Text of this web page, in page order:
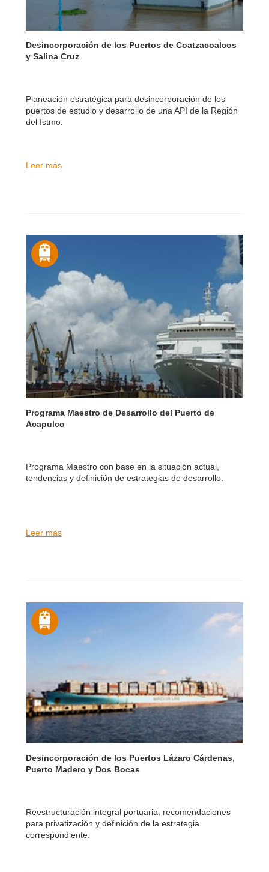
Desincorporación de los Puertos de Coatzacoalcos
y Salina Cruz
Planeación estratégica para desincorporación de los
puertos de estudio y desarrollo de una API de la Región
del Istmo.
Leer más
Programa Maestro de Desarrollo del Puerto de
Acapulco
Programa Maestro con base en la situación actual,
tendencias y definición de estrategias de desarrollo.
Leer más
Desincorporación de los Puertos Lázaro Cárdenas,
Puerto Madero y Dos Bocas
Reestructuración integral portuaria, recomendaciones
para privatización y definición de la estrategia
correspondiente.